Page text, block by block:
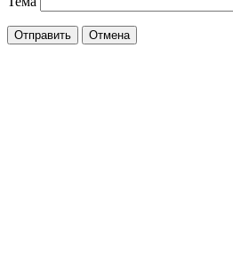
Отправить Отмена